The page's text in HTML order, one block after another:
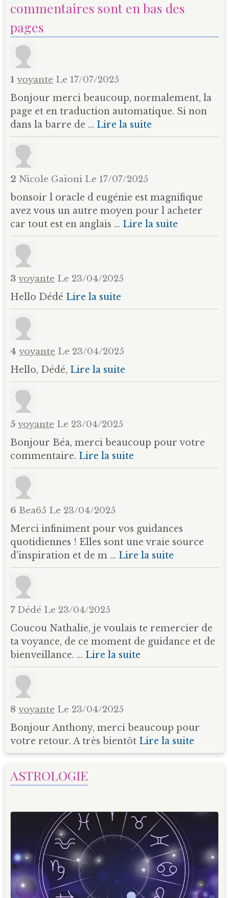
commentaires sont en bas des
pages
1 voyante Le 17/07/2025
Bonjour merci beaucoup, normalement, la
page et en traduction automatique. Si non
dans la barre de ... Lire la suite
2 Nicole Gaioni Le 17/07/2025
bonsoir l oracle d eugénie est magnifique
avez vous un autre moyen pour l acheter
car tout est en anglais ... Lire la suite
3 voyante Le 23/04/2025
Hello Dédé Lire la suite
4 voyante Le 23/04/2025
Hello, Dédé, Lire la suite
5 voyante Le 23/04/2025
Bonjour Béa, merci beaucoup pour votre
commentaire. Lire la suite
6 Bea65 Le 23/04/2025
Merci infiniment pour vos guidances
quotidiennes ! Elles sont une vraie source
d'inspiration et de m ... Lire la suite
7 Dédé Le 23/04/2025
Coucou Nathalie, je voulais te remercier de
ta voyance, de ce moment de guidance et de
bienveillance. ... Lire la suite
8 voyante Le 23/04/2025
Bonjour Anthony, merci beaucoup pour
votre retour. A très bientôt Lire la suite
ASTROLOGIE